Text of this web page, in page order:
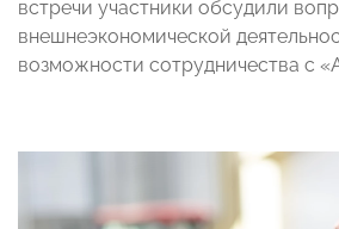
встречи участники обсудили
внешнеэкономической
возможности сотрудничества с